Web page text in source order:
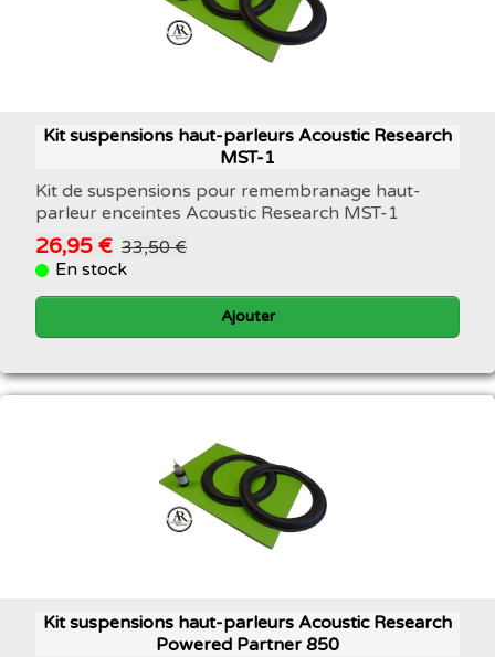
Kit suspensions haut-parleurs Acoustic Research
MST-1
Kit de suspensions pour remembranage haut-
parleur enceintes Acoustic Research MST-1
26,95 € 33,50 €
En stock
Ajouter
Kit suspensions haut-parleurs Acoustic Research
Powered Partner 850